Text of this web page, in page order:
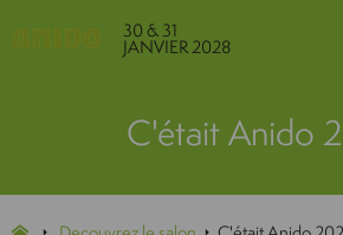
30 & 31
JANVIER 2028
C'était Anido